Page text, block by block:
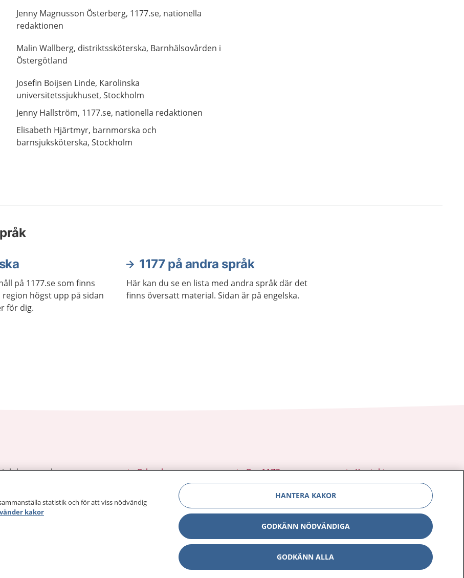
Jenny Magnusson Österberg, 1177.se, nationella
redaktionen
Malin Wallberg, distriktssköterska, Barnhälsovården i
Östergötland
Josefin Boijsen Linde, Karolinska
universitetssjukhuset, Stockholm
Jenny Hallström, 1177.se, nationella redaktionen
Elisabeth Hjärtmyr, barnmorska och
barnsjuksköterska, Stockholm
på 1177.se som finns
region högst upp på sidan
för dig.
1177 på andra språk
Här kan du se en lista med andra språk där det
finns översatt material. Sidan är på engelska.
och
din journal
för
Other languages
Lättläst svenska
Om 1177
E-tjänster
Aktuellt
Kontakt
Digital tillgänglighet
statistik och för att viss nödvändig
kakor
HANTERA KAKOR
GODKÄNN NÖDVÄNDIGA
GODKÄNN ALLA